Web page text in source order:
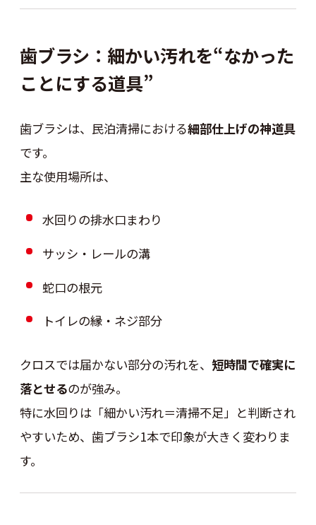
歯ブラシ：細かい汚れを“なかった
ことにする道具”
歯ブラシは、民泊清掃における細部仕上げの神道具
です。
主な使用場所は、
水回りの排水口まわり
サッシ・レールの溝
蛇口の根元
トイレの縁・ネジ部分
クロスでは届かない部分の汚れを、 短時間で確実に
落とせるのが強み。
特に水回りは「細かい汚れ＝清掃不足」と判断され
やすいため、歯ブラシ1本で印象が大きく変わりま
す。